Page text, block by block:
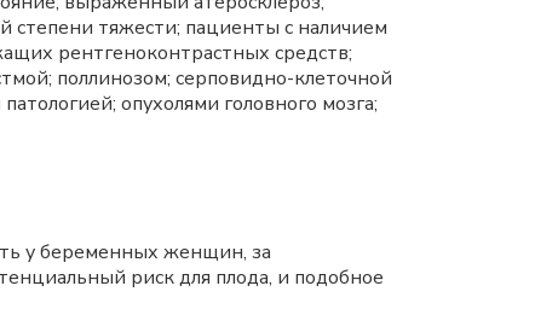
степени тяжести; пациенты с наличием
рентгеноконтрастных средств;
поллинозом; серповидно-клеточной
опухолями головного мозга;
у беременных женщин, за
риск для плода, и подобное